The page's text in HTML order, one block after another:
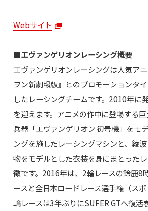
Webサイト
■エヴァンゲリオンレーシング概要
エヴァンゲリオンレーシングは人気ア
ヲン新劇場版』とのプロモーションタ
したレーシングチームです。2010年に
を迎えます。アニメの作中に登場する
兵器「エヴァンゲリオン 初号機」をモ
ングを施したレーシングマシンと、綾
物をモデルとした衣装を身にまとった
徴です。2016年は、2輪レースの鈴鹿8
ースと全日本ロードレース選手権（ス
輪レースは3年ぶりにSUPER GTへ復活